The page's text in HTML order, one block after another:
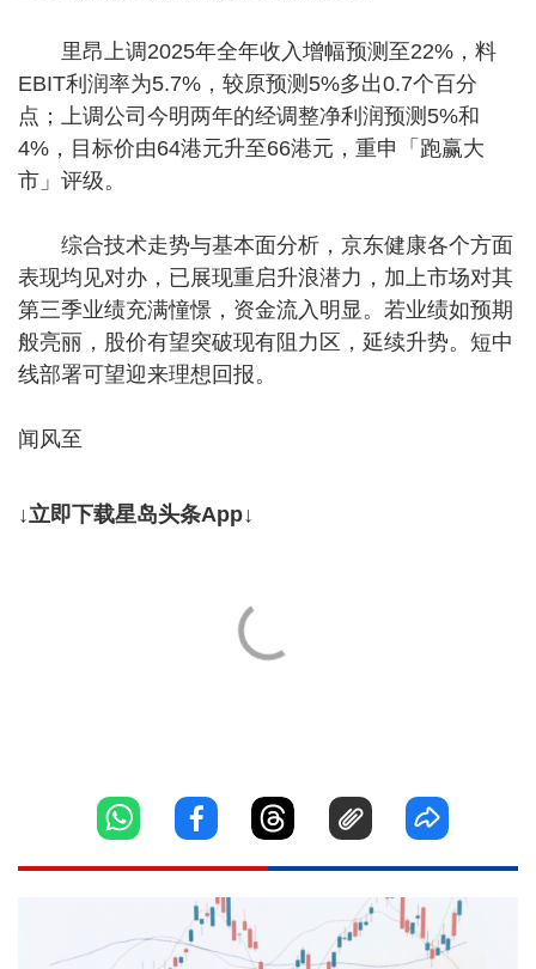
里昂上调2025年全年收入增幅预测至22%，料
EBIT利润率为5.7%，较原预测5%多出0.7个百分
点；上调公司今明两年的经调整净利润预测5%和
4%，目标价由64港元升至66港元，重申「跑赢大
市」评级。
综合技术走势与基本面分析，京东健康各个方面
表现均见对办，已展现重启升浪潜力，加上市场对其
第三季业绩充满憧憬，资金流入明显。若业绩如预期
般亮丽，股价有望突破现有阻力区，延续升势。短中
线部署可望迎来理想回报。
闻风至
↓立即下载星岛头条App↓